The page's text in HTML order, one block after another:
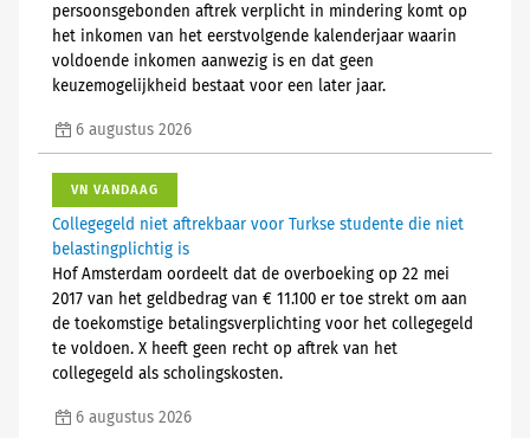
persoonsgebonden aftrek verplicht in mindering komt op
het inkomen van het eerstvolgende kalenderjaar waarin
voldoende inkomen aanwezig is en dat geen
keuzemogelijkheid bestaat voor een later jaar.
6 augustus 2026
VN VANDAAG
Collegegeld niet aftrekbaar voor Turkse studente die niet
belastingplichtig is
Hof Amsterdam oordeelt dat de overboeking op 22 mei
2017 van het geldbedrag van € 11.100 er toe strekt om aan
de toekomstige betalingsverplichting voor het collegegeld
te voldoen. X heeft geen recht op aftrek van het
collegegeld als scholingskosten.
6 augustus 2026